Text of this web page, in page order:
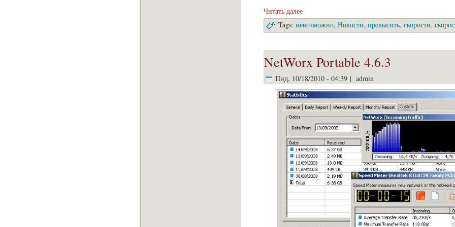
Читать далее
Tags: невозможно, Новости, пpeвысить, скоpoсти,
NetWorx Portable 4.6.3
Пнд, 10/18/2010 - 04:39 | admin